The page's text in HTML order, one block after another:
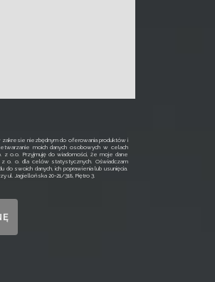
niezbędnym do oferowania produktów i
moich danych osobowych w celach
z o.o. Przyjmuję do wiadomości, że moje dane
o. o. dla celów statystycznych. Oświadczam
swoich danych, ich poprawienia lub usunięcia.
ul. Jagiellońska 20-21/318, Piętro 3.